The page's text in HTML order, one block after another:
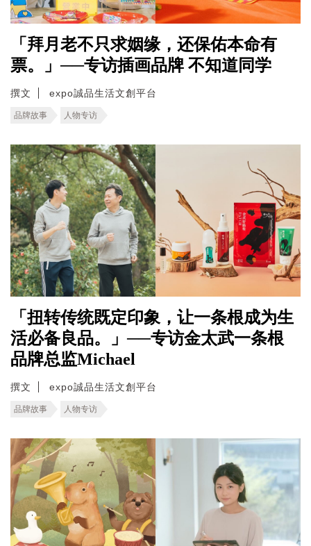
「拜月老不只求姻缘，还保佑本命有
票。」──专访插画品牌 不知道同学
撰文 expo誠品生活文創平台
品牌故事 人物专访
「扭转传统既定印象，让一条根成为生
活必备良品。」──专访金太武一条根
品牌总监Michael
撰文 expo誠品生活文創平台
品牌故事 人物专访